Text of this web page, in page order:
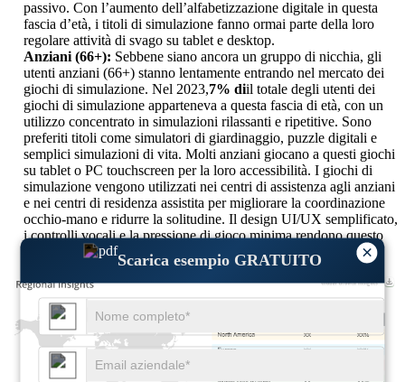
×
Scarica esempio GRATUITO
passivo. Con l’aumento dell’alfabetizzazione digitale in questa
fascia d’età, i titoli di simulazione fanno ormai parte della loro
regolare attività di svago su tablet e desktop.
Anziani (66+): Sebbene siano ancora un gruppo di nicchia, gli
utenti anziani (66+) stanno lentamente entrando nel mercato dei
giochi di simulazione. Nel 2023,7% diil totale degli utenti dei
giochi di simulazione apparteneva a questa fascia di età, con un
utilizzo concentrato in simulazioni rilassanti e ripetitive. Sono
preferiti titoli come simulatori di giardinaggio, puzzle digitali e
semplici simulazioni di vita. Molti anziani giocano a questi giochi
su tablet o PC touchscreen per la loro accessibilità. I giochi di
simulazione vengono utilizzati nei centri di assistenza agli anziani
e nei centri di residenza assistita per migliorare la coordinazione
occhio-mano e ridurre la solitudine. Il design UI/UX semplificato,
i controlli vocali e la pressione di gioco minima rendono questo
genere accessibile alla popolazione che invecchia.
XX%
XX
XX%
XX
XX%
XX